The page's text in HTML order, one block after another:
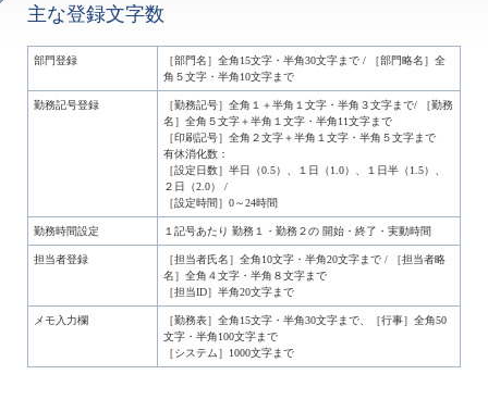
主な登録文字数
部門登録
［部門名］全角15文字・半角30文字まで / ［部門略名］全
角５文字・半角10文字まで
勤務記号登録
［勤務記号］全角１＋半角１文字・半角３文字まで/ ［勤務
名］全角５文字＋半角１文字・半角11文字まで
［印刷記号］全角２文字＋半角１文字・半角５文字まで
有休消化数：
［設定日数］半日（0.5）、１日（1.0）、１日半（1.5）、
２日（2.0） /
［設定時間］0～24時間
勤務時間設定 １記号あたり 勤務１・勤務２の 開始・終了・実動時間
担当者登録
［担当者氏名］全角10文字・半角20文字まで / ［担当者略
名］全角４文字・半角８文字まで
［担当ID］半角20文字まで
メモ入力欄
［勤務表］全角15文字・半角30文字まで、［行事］全角50
文字・半角100文字まで
［システム］1000文字まで